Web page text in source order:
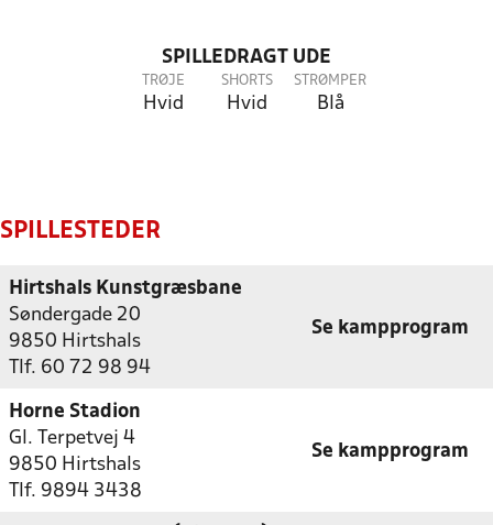
SPILLEDRAGT UDE
TRØJE
Hvid
SHORTS
Hvid
STRØMPER
Blå
SPILLESTEDER
Hirtshals Kunstgræsbane
Søndergade 20
9850 Hirtshals
Tlf. 60 72 98 94
Se kampprogram
Horne Stadion
Gl. Terpetvej 4
9850 Hirtshals
Tlf. 9894 3438
Se kampprogram